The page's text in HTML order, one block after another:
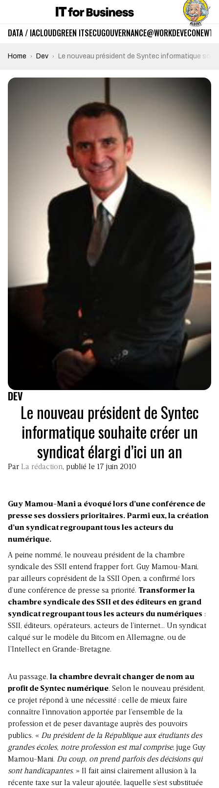
DATA / IACLOUDGREEN ITSECUGOUVERNANCE@WORKDEVECO
Home Dev Le nouveau président de Syntec informatique
DEV
Le nouveau président de Syntec
informatique souhaite créer un
syndicat élargi d’ici un an
Par La rédaction, publié le 17 juin 2010
Guy Mamou-Mani a évoqué lors d’une conférence de
presse ses dossiers prioritaires. Parmi eux, la création
d’un syndicat regroupant tous les acteurs du
numérique.
A peine nommé, le nouveau président de la chambre
syndicale des SSII entend frapper fort. Guy Mamou-Mani,
par ailleurs coprésident de la SSII Open, a confirmé lors
d’une conférence de presse sa priorité. Transformer la
chambre syndicale des SSII et des éditeurs en grand
syndicat regroupant tous les acteurs du numériques :
SSII, éditeurs, opérateurs, acteurs de l’internet… Un syndicat
calqué sur le modèle du Bitcom en Allemagne, ou de
l’Intellect en Grande-Bretagne.
Au passage, la chambre devrait changer de nom au
profit de Syntec numérique. Selon le nouveau président,
ce projet répond à une nécessité : celle de mieux faire
connaître l’innovation apportée par l’ensemble de la
profession et de peser davantage auprès des pouvoirs
publics. « Du président de la République aux étudiants des
grandes écoles, notre profession est mal comprise, juge Guy
Mamou-Mani. Du coup, on prend parfois des décisions qui
sont handicapantes. » Il fait ainsi clairement allusion à la
récente taxe sur la valeur ajoutée, laquelle s’est substituée